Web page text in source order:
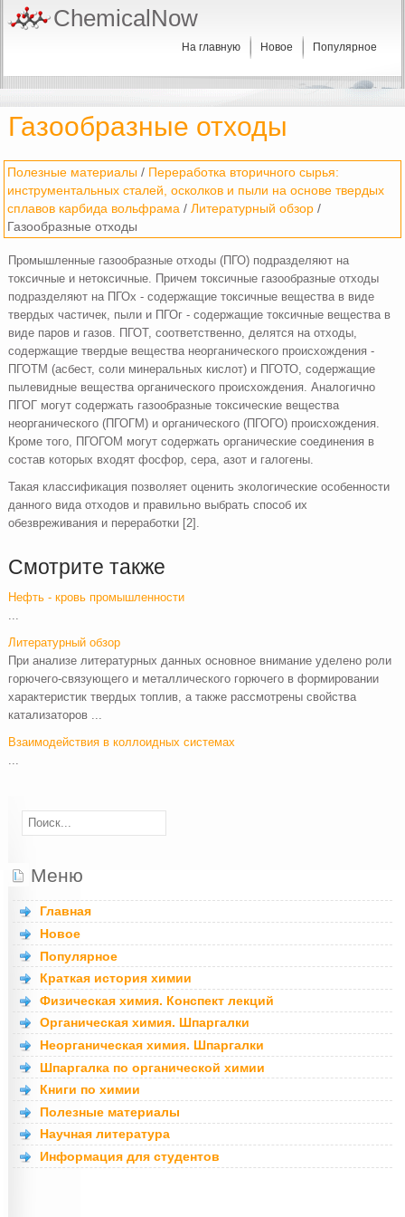
ChemicalNow
На главную Новое Популярное
Газообразные отходы
Полезные материалы / Переработка вторичного сырья:
инструментальных сталей, осколков и пыли на основе твердых
сплавов карбида вольфрама /Литературный обзор /
Газообразные отходы
Промышленные газообразные отходы (ПГО) подразделяют на
токсичные и нетоксичные. Причем токсичные газообразные отходы
подразделяют на ПГОх - содержащие токсичные вещества в виде
твердых частичек, пыли и ПГОг - содержащие токсичные вещества в
виде паров и газов. ПГОТ, соответственно, делятся на отходы,
содержащие твердые вещества неорганического происхождения -
ПГОТМ (асбест, соли минеральных кислот) и ПГОТО, содержащие
пылевидные вещества органического происхождения. Аналогично
ПГОГ могут содержать газообразные токсические вещества
неорганического (ПГОГМ) и органического (ПГОГО) происхождения.
Кроме того, ПГОГОМ могут содержать органические соединения в
состав которых входят фосфор, сера, азот и галогены.
Такая классификация позволяет оценить экологические особенности
данного вида отходов и правильно выбрать способ их
обезвреживания и переработки [2].
Смотрите также
Нефть - кровь промышленности
...
Литературный обзор
При анализе литературных данных основное внимание уделено роли
горючего-связующего и металлического горючего в формировании
характеристик твердых топлив, а также рассмотрены свойства
катализаторов ...
Взаимодействия в коллоидных системах
...
Меню
Главная
Новое
Популярное
Краткая история химии
Физическая химия. Конспект лекций
Органическая химия. Шпаргалки
Неорганическая химия. Шпаргалки
Шпаргалка по органической химии
Книги по химии
Полезные материалы
Научная литература
Информация для студентов